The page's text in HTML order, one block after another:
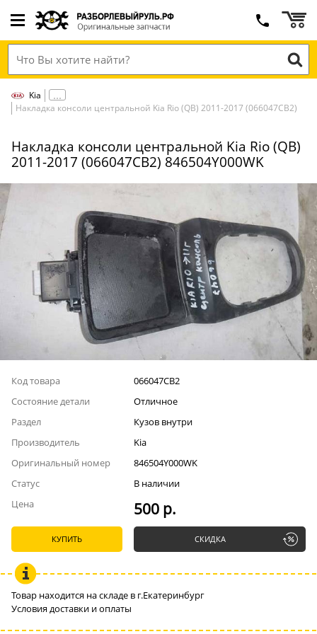
Kia
Накладка консоли центральной Kia Rio (QB) 2011-2017 (066047СВ2)
Накладка консоли центральной Kia Rio (QB)
2011-2017 (066047СВ2) 846504Y000WK
Код товара
066047СВ2
Состояние детали
Отличное
Раздел
Кузов внутри
Производитель
Kia
Оригинальный номер
846504Y000WK
Статус
В наличии
Цена
500 р.
КУПИТЬ СКИДКА
Товар находится на складе в г.Екатеринбург
Условия доставки и оплаты